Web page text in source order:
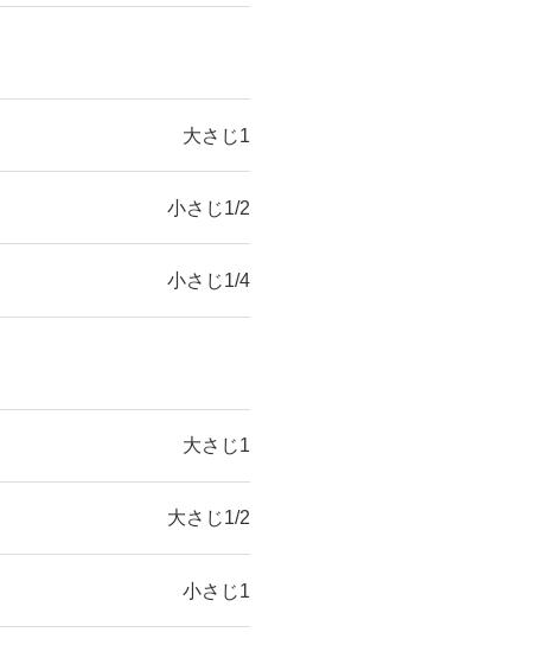
大さじ1
小さじ1/2
小さじ1/4
大さじ1
大さじ1/2
小さじ1